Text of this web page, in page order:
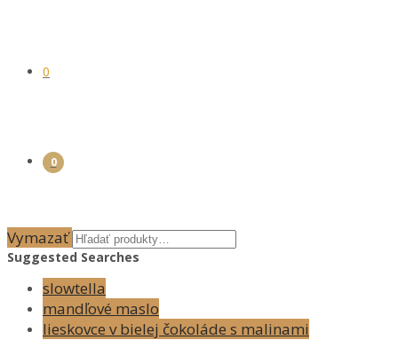
0
0
Vymazať
Suggested Searches
slowtella
mandľové maslo
lieskovce v bielej čokoláde s malinami